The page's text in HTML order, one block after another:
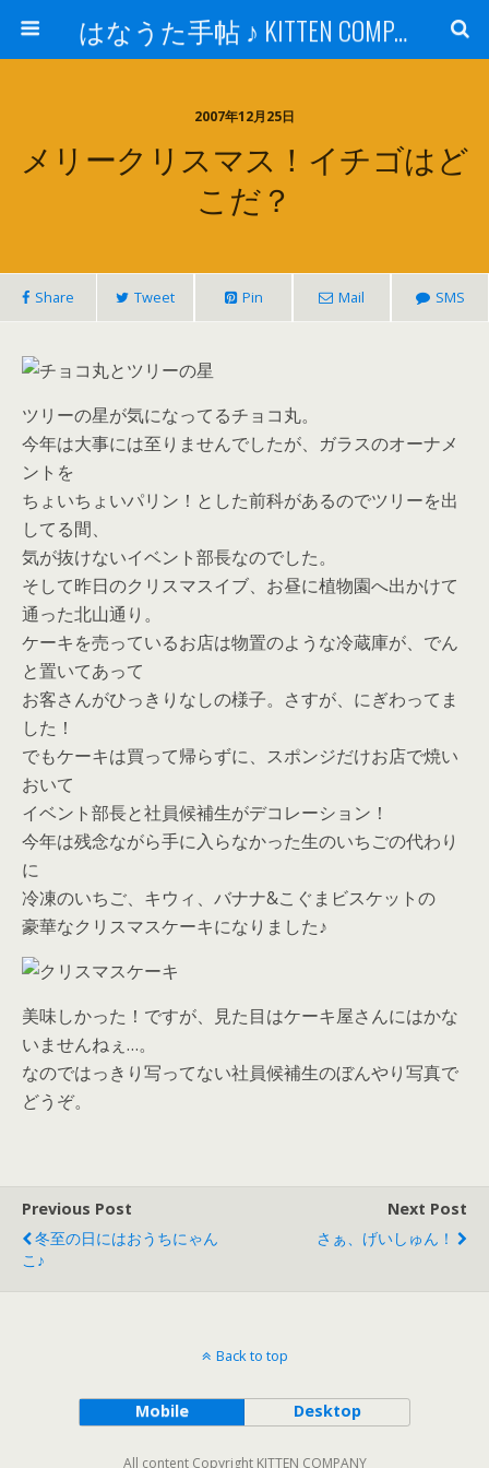
はなうた手帖 ♪ KITTEN COMPANY
2007年12月25日
メリークリスマス！イチゴはど
こだ？
Share Tweet Pin Mail SMS
ツリーの星が気になってるチョコ丸。
今年は大事には至りませんでしたが、ガラスのオーナメ
ントを
ちょいちょいパリン！とした前科があるのでツリーを出
してる間、
気が抜けないイベント部長なのでした。
そして昨日のクリスマスイブ、お昼に植物園へ出かけて
通った北山通り。
ケーキを売っているお店は物置のような冷蔵庫が、でん
と置いてあって
お客さんがひっきりなしの様子。さすが、にぎわってま
した！
でもケーキは買って帰らずに、スポンジだけお店で焼い
おいて
イベント部長と社員候補生がデコレーション！
今年は残念ながら手に入らなかった生のいちごの代わり
に
冷凍のいちご、キウィ、バナナ&こぐまビスケットの
豪華なクリスマスケーキになりました♪
美味しかった！ですが、見た目はケーキ屋さんにはかな
いませんねぇ…。
なのではっきり写ってない社員候補生のぼんやり写真で
どうぞ。
Previous Post
冬至の日にはおうちにゃん
こ♪
Next Post
さぁ、げいしゅん！
Back to top
Mobile Desktop
All content Copyright KITTEN COMPANY